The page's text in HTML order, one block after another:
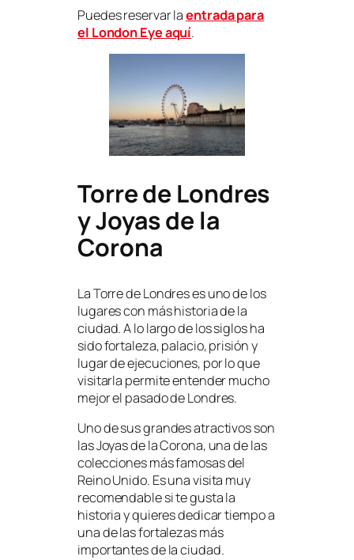
Puedes reservar laentrada para
el London Eye aquí.
Torre de Londres
y Joyas de la
Corona
La Torre de Londres es uno de los
lugares con más historia de la
ciudad. A lo largo de los siglos ha
sido fortaleza, palacio, prisión y
lugar de ejecuciones, por lo que
visitarla permite entender mucho
mejor el pasado de Londres.
Uno de sus grandes atractivos son
las Joyas de la Corona, una de las
colecciones más famosas del
Reino Unido. Es una visita muy
recomendable si te gusta la
historia y quieres dedicar tiempo a
una de las fortalezas más
importantes de la ciudad.